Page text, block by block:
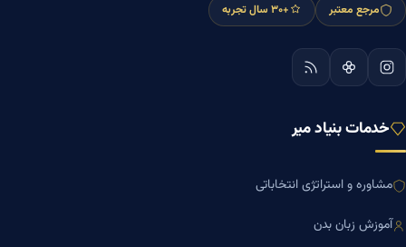
مرجع معتبر +۳۰ سال تجربه
خدمات بنیاد میر
مشاوره و استراتژی انتخاباتی
آموزش زبان بدن